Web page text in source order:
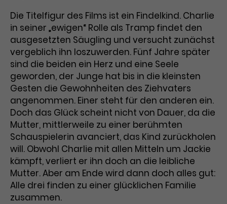
Zweck
Das ist ein von Google Analytics
gesetztes Cookie. Bestimmte
Daten werden nur maximal einmal
pro Minute an Google Analytics
gesendet. Solange es gesetzt ist,
werden bestimmte
Datenübertragungen
unterbunden.
Zweck
Nutzerinteraktionen mit
Werbeanzeigen zu messen und
Remarketing-Funktionen
bereitzustellen.
IDE
Anbieter Google / DoubleClick
Laufzeit 1 Jahr
Zweck
Dieses Cookie dient der Anzeige
personalisierter Werbung und
misst die Wirksamkeit von
Werbekampagnen über
Die Titelfigur des Films ist ein Findelkind. Charlie
in seiner „ewigen“ Rolle als Tramp findet den
ausgesetzten Säugling und versucht zunächst
vergeblich ihn loszuwerden. Fünf Jahre später
sind die beiden ein Herz und eine Seele
geworden, der Junge hat bis in die kleinsten
Gesten die Gewohnheiten des Ziehvaters
angenommen. Einer steht für den anderen ein.
Doch das Glück scheint nicht von Dauer, da die
Mutter, mittlerweile zu einer berühmten
Schauspielerin avanciert, das Kind zurückholen
will. Obwohl Charlie mit allen Mitteln um Jackie
kämpft, verliert er ihn doch an die leibliche
Mutter. Aber am Ende wird dann doch alles gut:
Alle drei finden zu einer glücklichen Familie
zusammen.